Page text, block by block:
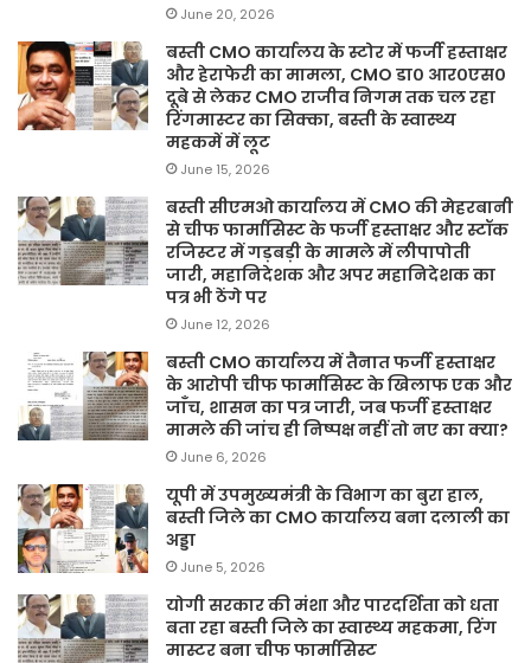
June 20, 2026
बस्ती CMO कार्यालय के स्टोर में फर्जी हस्ताक्षर
और हेराफेरी का मामला, CMO डा० आर०एस०
दूबे से लेकर CMO राजीव निगम तक चल रहा
रिंगमास्टर का सिक्का, बस्ती के स्वास्थ्य
महकमें में लूट
June 15, 2026
बस्ती सीएमओ कार्यालय में CMO की मेहरबानी
से चीफ फार्मासिस्ट के फर्जी हस्ताक्षर और स्टॉक
रजिस्टर में गड़बड़ी के मामले में लीपापोती
जारी, महानिदेशक और अपर महानिदेशक का
पत्र भी ठेंगे पर
June 12, 2026
बस्ती CMO कार्यालय में तैनात फर्जी हस्ताक्षर
के आरोपी चीफ फार्मासिस्ट के खिलाफ एक और
जाँच, शासन का पत्र जारी, जब फर्जी हस्ताक्षर
मामले की जांच ही निष्पक्ष नहीं तो नए का क्या?
June 6, 2026
यूपी में उपमुख्यमंत्री के विभाग का बुरा हाल,
बस्ती जिले का CMO कार्यालय बना दलाली का
अड्डा
June 5, 2026
योगी सरकार की मंशा और पारदर्शिता को धता
बता रहा बस्ती जिले का स्वास्थ्य महकमा, रिंग
मास्टर बना चीफ फार्मासिस्ट